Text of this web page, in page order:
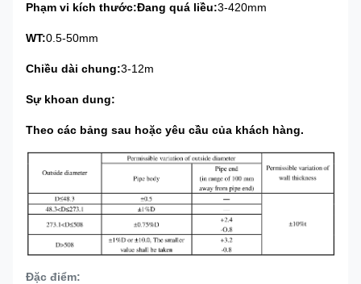
Phạm vi kích thước:Đang quá liều:3-420mm
WT:0.5-50mm
Chiều dài chung:3-12m
Sự khoan dung:
Theo các bảng sau hoặc yêu cầu của khách hàng.
Đặc điểm: